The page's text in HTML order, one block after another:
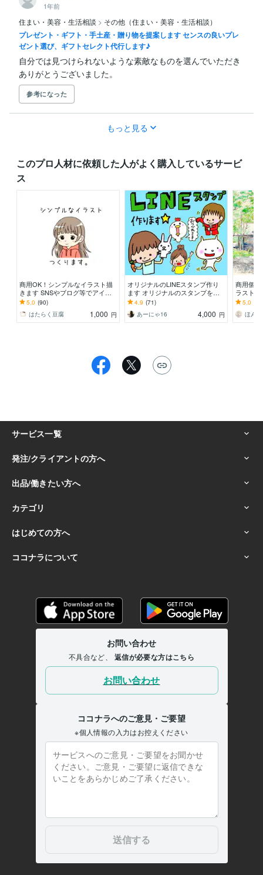
1年前
住まい・美容・生活相談 > その他（住まい・美容・生活相談）
プレゼント・ギフト・手土産・贈り物を提案します センスの良いプレ
ゼント選び、ギフトセレクト代行します♪
自分では見つけられないような素敵なものを選んでいただき
ありがとうございました。
参考になった
もっと見る
このプロ人材に依頼した人がよく購入しているサービ
ス
商用OK！シンプルなイラスト描
きます SNSやブログ等でアイコ
ンとしてお使いいただけます！
5.0 (90)
はたらく豆腐
1,000 円
オリジナルのLINEスタンプ作り
ます オリジナルのスタンプを作
成したいけど出来ない方
4.9 (71)
あーにゃ16
4,000 円
商用個
ラスト
ありイ
画タッ
5.0
ほん